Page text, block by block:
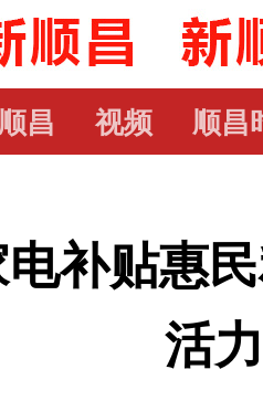
昌 视频 顺昌
补贴惠
活力